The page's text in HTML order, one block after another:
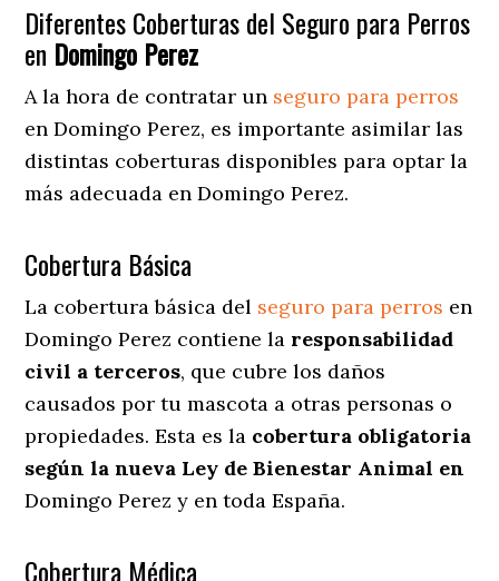
Diferentes Coberturas del Seguro para Perros
en Domingo Perez
A la hora de contratar un seguro para perros
en Domingo Perez, es importante asimilar las
distintas coberturas disponibles para optar la
más adecuada en Domingo Perez.
Cobertura Básica
La cobertura básica del seguro para perros en
Domingo Perez contiene la responsabilidad
civil a terceros, que cubre los daños
causados por tu mascota a otras personas o
propiedades. Esta es la cobertura obligatoria
según la nueva Ley de Bienestar Animal en
Domingo Perez y en toda España.
Cobertura Médica